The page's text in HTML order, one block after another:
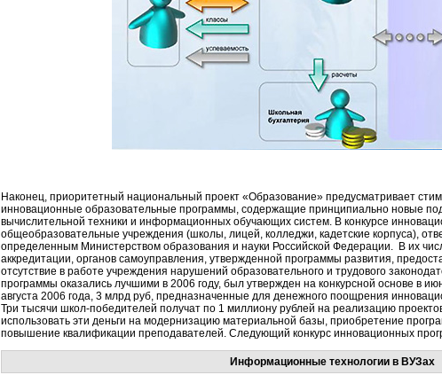
Наконец, приоритетный национальный проект «Образование» предусматривает
инновационные образовательные программы, содержащие принципиально новые
вычислительной техники и информационных обучающих систем. В конкурсе
общеобразовательные учреждения (школы, лицей, колледжи, кадетские корпуса),
определенным Министерством образования и науки Российской Федерации. В их
аккредитации, органов самоуправления, утвержденной программы развития,
отсутствие в работе учреждения нарушений образовательного и трудового
программы оказались лучшими в 2006 году, был утвержден на конкурсной основе в
августа 2006 года, 3 млрд руб, предназначенные для денежного поощрения
Три тысячи школ-победителей получат по 1 миллиону рублей на реализацию
использовать эти деньги на модернизацию материальной базы, приобретение
повышение квалификации преподавателей. Следующий конкурс инновационных
Информационные технологии в ВУЗах